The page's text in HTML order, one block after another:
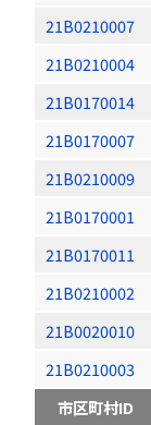
21B0210007
21B0210004
21B0170014
21B0170007
21B0210009
21B0170001
21B0170011
21B0210002
21B0020010
21B0210003
市区町村ID